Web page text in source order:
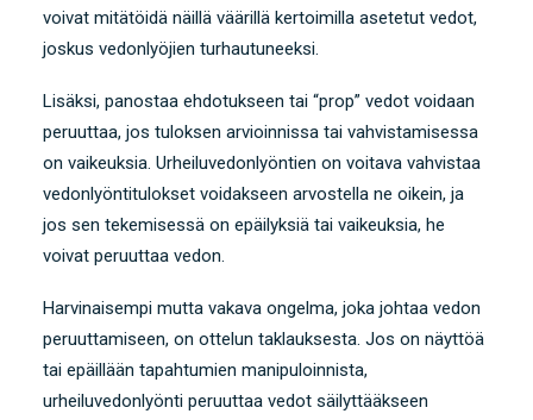
voivat mitätöidä näillä väärillä kertoimilla asetetut vedot,
joskus vedonlyöjien turhautuneeksi.
Lisäksi, panostaa ehdotukseen tai “prop” vedot voidaan
peruuttaa, jos tuloksen arvioinnissa tai vahvistamisessa
on vaikeuksia. Urheiluvedonlyöntien on voitava vahvistaa
vedonlyöntitulokset voidakseen arvostella ne oikein, ja
jos sen tekemisessä on epäilyksiä tai vaikeuksia, he
voivat peruuttaa vedon.
Harvinaisempi mutta vakava ongelma, joka johtaa vedon
peruuttamiseen, on ottelun taklauksesta. Jos on näyttöä
tai epäillään tapahtumien manipuloinnista,
urheiluvedonlyönti peruuttaa vedot säilyttääkseen